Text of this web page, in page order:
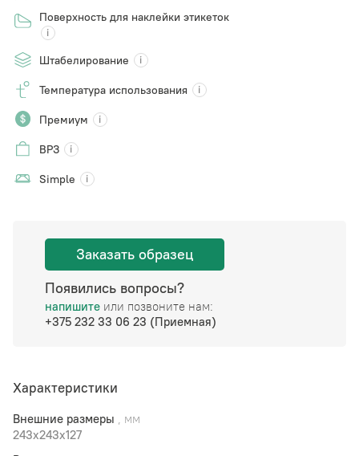
Поверхность для наклейки этикеток
Штабелирование
Температура использования
Премиум
ВРЗ
Simple
Заказать образец
Появились вопросы?
напишите или позвоните нам:
+375 232 33 06 23 (Приемная)
Характеристики
Внешние размеры , мм
243x243x127